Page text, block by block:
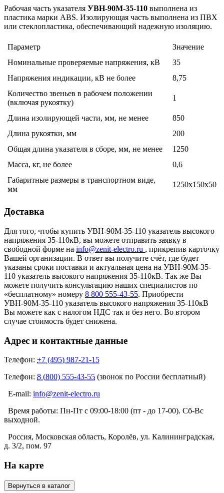
Рабочая часть указателя УВН-90М-35-110 выполнена из
пластика марки ABS. Изолирующая часть выполнена из ПВХ
или стеклопластика, обеспечивающий надежную изоляцию.
Параметр
Значение
Номинальные проверяемые напряжения, кВ
35
Напряжения индикации, кВ не более
8,75
Количество звеньев в рабочем положении
(включая рукоятку)
1
Длина изолирующей части, мм, не менее
850
Длина рукоятки, мм
200
Общая длина указателя в сборе, мм, не менее
1250
Масса, кг, не более
0,6
Габаритные размеры в транспортном виде,
мм
1250x150x50
Доставка
Для того, чтобы купить УВН-90М-35-110 указатель высокого
напряжения 35-110кВ, вы можете отправить заявку в
свободной форме на info@zenit-electro.ru , прикрепив карточку
Вашей организации. В ответ вы получите счёт, где будет
указаны сроки поставки и актуальная цена на УВН-90М-35-
110 указатель высокого напряжения 35-110кВ. Так же Вы
можете получить консультацию наших специалистов по
«бесплатному» номеру 8 800 555-43-55. Приобрести
УВН-90М-35-110 указатель высокого напряжения 35-110кВ
Вы можете как с налогом НДС так и без него. Во втором
случае стоимость будет снижена.
Адрес и контактные данные
Телефон: +7 (495) 987-21-15
Телефон: 8 (800) 555-43-55 (звонок по России бесплатный)
E-mail: info@zenit-electro.ru
Время работы: Пн-Пт с 09:00-18:00 (пт - до 17-00). Сб-Вс
выходной.
Россия, Московская область, Королёв, ул. Калининградская,
д. 3/2, пом. 97
На карте